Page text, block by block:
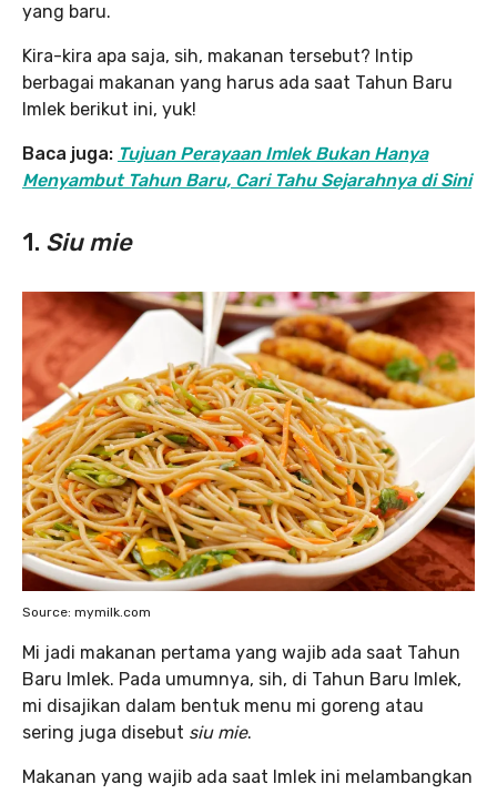
yang baru.
Kira-kira apa saja, sih, makanan tersebut? Intip
berbagai makanan yang harus ada saat Tahun Baru
Imlek berikut ini, yuk!
Baca juga: Tujuan Perayaan Imlek Bukan Hanya
Menyambut Tahun Baru, Cari Tahu Sejarahnya di Sini
1. Siu mie
Source: mymilk.com
Mi jadi makanan pertama yang wajib ada saat Tahun
Baru Imlek. Pada umumnya, sih, di Tahun Baru Imlek,
mi disajikan dalam bentuk menu mi goreng atau
sering juga disebut siu mie.
Makanan yang wajib ada saat Imlek ini melambangkan